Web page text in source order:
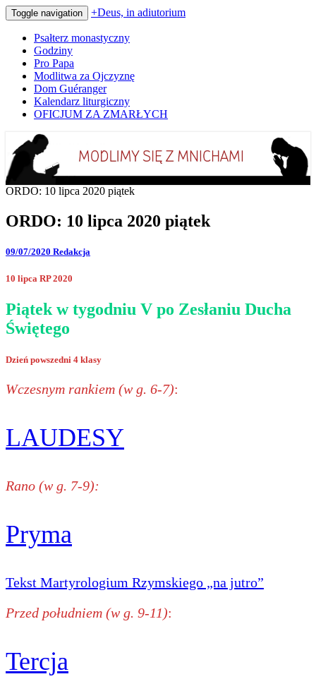
Toggle navigation +Deus, in adiutorium
Psałterz monastyczny
Godziny
Pro Papa
Modlitwa za Ojczyznę
Dom Guéranger
Kalendarz liturgiczny
OFICJUM ZA ZMARŁYCH
+Deus, in adiutorium
Codziennie modlimy się z mnichami
ORDO: 10 lipca 2020 piątek
ORDO: 10 lipca 2020 piątek
09/07/2020 Redakcja
10 lipca RP 2020
Piątek w tygodniu V po Zesłaniu Ducha
Świętego
Dzień powszedni 4 klasy
Wczesnym rankiem (w g. 6-7):
LAUDESY
Rano (w g. 7-9):
Pryma
Tekst Martyrologium Rzymskiego „na jutro”
Przed południem (w g. 9-11):
Tercja